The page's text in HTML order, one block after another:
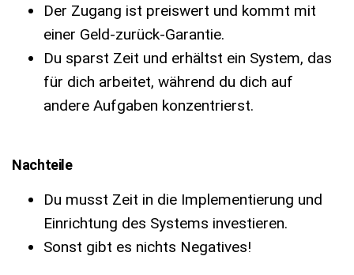
Der Zugang ist preiswert und kommt mit
einer Geld-zurück-Garantie.
Du sparst Zeit und erhältst ein System, das
für dich arbeitet, während du dich auf
andere Aufgaben konzentrierst.
Nachteile
Du musst Zeit in die Implementierung und
Einrichtung des Systems investieren.
Sonst gibt es nichts Negatives!